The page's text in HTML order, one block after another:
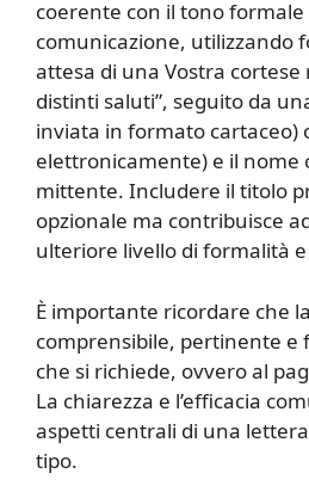
coerente con il tono formale
comunicazione, utilizzando
attesa di una Vostra cortese
distinti saluti”, seguito da
inviata in formato cartaceo)
elettronicamente) e il nome
mittente. Includere il titolo
opzionale ma contribuisce
ulteriore livello di formalità
È importante ricordare che
comprensibile, pertinente e
che si richiede, ovvero al
La chiarezza e l’efficacia
aspetti centrali di una
tipo.